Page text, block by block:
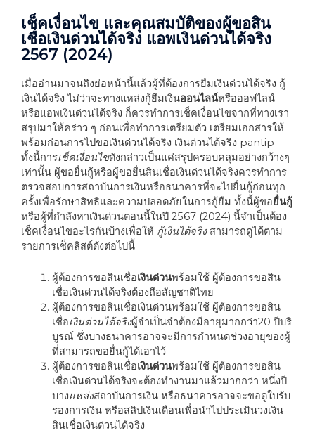
เช็คเงื่อนไข และคุณสมบัติของผู้ขอสิน
เชื่อเงินด่วนได้จริง แอพเงินด่วนได้จริง
2567 (2024)
เมื่ออ่านมาจนถึงย่อหน้านี้แล้วผู้ที่ต้องการยืมเงินด่วนได้จริง กู้
เงินได้จริง ไม่ว่าจะทางแหล่งกู้ยืมเงินออนไลน์หรือออฟไลน์
หรือแอพเงินด่วนได้จริง ก็ควรทำการเช็คเงื่อนไขจากที่ทางเรา
สรุปมาให้คร่าว ๆ ก่อนเพื่อทำการเตรียมตัว เตรียมเอกสารให้
พร้อมก่อนการไปขอเงินด่วนได้จริง เงินด่วนได้จริง pantip
ทั้งนี้การเช็คเงื่อนไขดังกล่าวเป็นแค่สรุปครอบคลุมอย่างกว้างๆ
เท่านั้น ผู้ขอยื่นกู้หรือผู้ขอยื่นสินเชื่อเงินด่วนได้จริงควรทำการ
ตรวจสอบการสถาบันการเงินหรือธนาคารที่จะไปยื่นกู้ก่อนทุก
ครั้งเพื่อรักษาสิทธิและความปลอดภัยในการกู้ยืม ทั้งนี้ผู้ขอยื่นกู้
หรือผู้ที่กำลังหาเงินด่วนตอนนี้ในปี 2567 (2024) นี้จำเป็นต้อง
เช็คเงื่อนไขอะไรกันบ้างเพื่อให้ กู้เงินได้จริงสามารถดูได้ตาม
รายการเช็คลิสต์ดังต่อไปนี้
ผู้ต้องการขอสินเชื่อเงินด่วนพร้อมใช้ ผู้ต้องการขอสิน
เชื่อเงินด่วนได้จริงต้องถือสัญชาติไทย
ผู้ต้องการขอสินเชื่อเงินด่วนพร้อมใช้ ผู้ต้องการขอสิน
เชื่อเงินด่วนได้จริงผู้จำเป็นจำต้องมีอายุมากกว่า20 ปีบริ
บูรณ์ ซึ่งบางธนาคารอาจจะมีการกำหนดช่วงอายุของผู้
ที่สามารถขอยื่นกู้ได้เอาไว้
ผู้ต้องการขอสินเชื่อเงินด่วนพร้อมใช้ ผู้ต้องการขอสิน
เชื่อเงินด่วนได้จริงจะต้องทำงานมาแล้วมากกว่า หนึ่งปี
บางแหล่งสถาบันการเงิน หรือธนาคารอาจจะขอดูใบรับ
รองการเงิน หรือสลิปเงินเดือนเพื่อนำไปประเมินวงเงิน
สินเชื่อเงินด่วนได้จริง